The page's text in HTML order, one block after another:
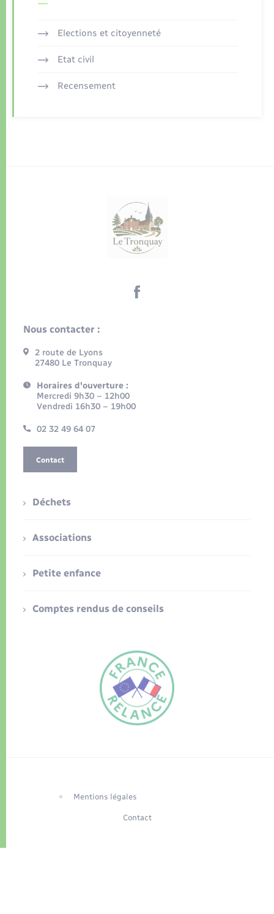
Elections et citoyenneté
Etat civil
Recensement
Nous contacter :
2 route de Lyons
27480 Le Tronquay
Horaires d'ouverture :
Mercredi 9h30 – 12h00
Vendredi 16h30 – 19h00
02 32 49 64 07
Contact
Déchets
Associations
Petite enfance
Comptes rendus de conseils
Mentions légales
Contact